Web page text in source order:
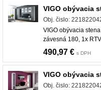
VIGO obývacia
Obj. čislo:
VIGO obývacia
závesná 180, 1x
490,97 € s DPH
VIGO obývacia
Obj. čislo: